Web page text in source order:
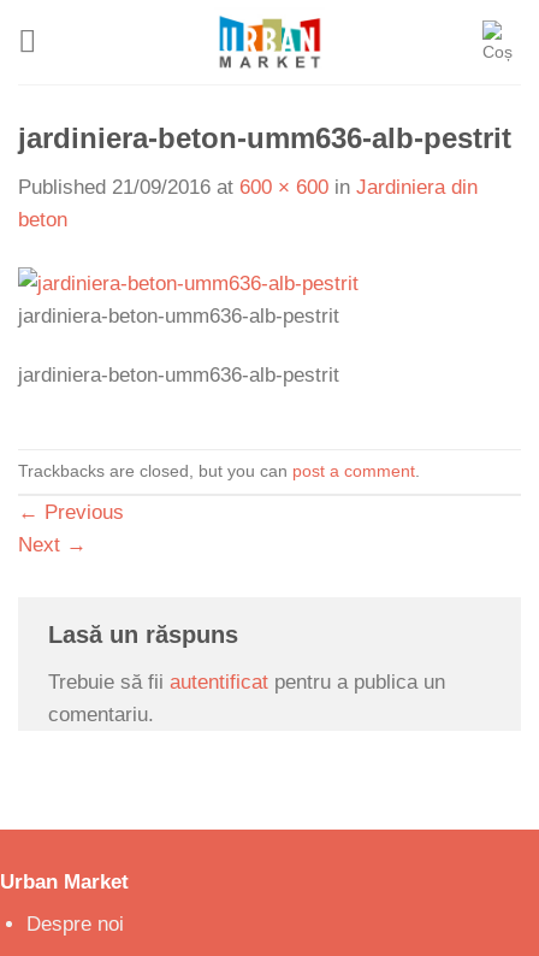
jardiniera-beton-umm636-alb-pestrit
Published 21/09/2016 at 600 × 600 in Jardiniera din
beton
jardiniera-beton-umm636-alb-pestrit
jardiniera-beton-umm636-alb-pestrit
Trackbacks are closed, but you can post a comment
← Previous
Next →
Lasă un răspuns
Trebuie să fii autentificat pentru a publica un
comentariu.
Urban Market
Despre noi